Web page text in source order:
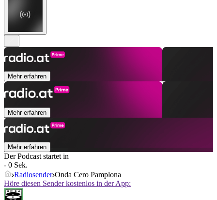
Mehr erfahren
Mehr erfahren
Mehr erfahren
Der Podcast startet in
- 0 Sek.
Radiosender Onda Cero Pamplona
Höre diesen Sender kostenlos in der App: